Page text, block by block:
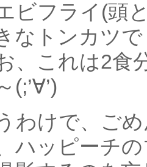
ビフライ(頭
なトンカツ
、これは2食
(;’∀’)
わけで、ご
ハッピーチ